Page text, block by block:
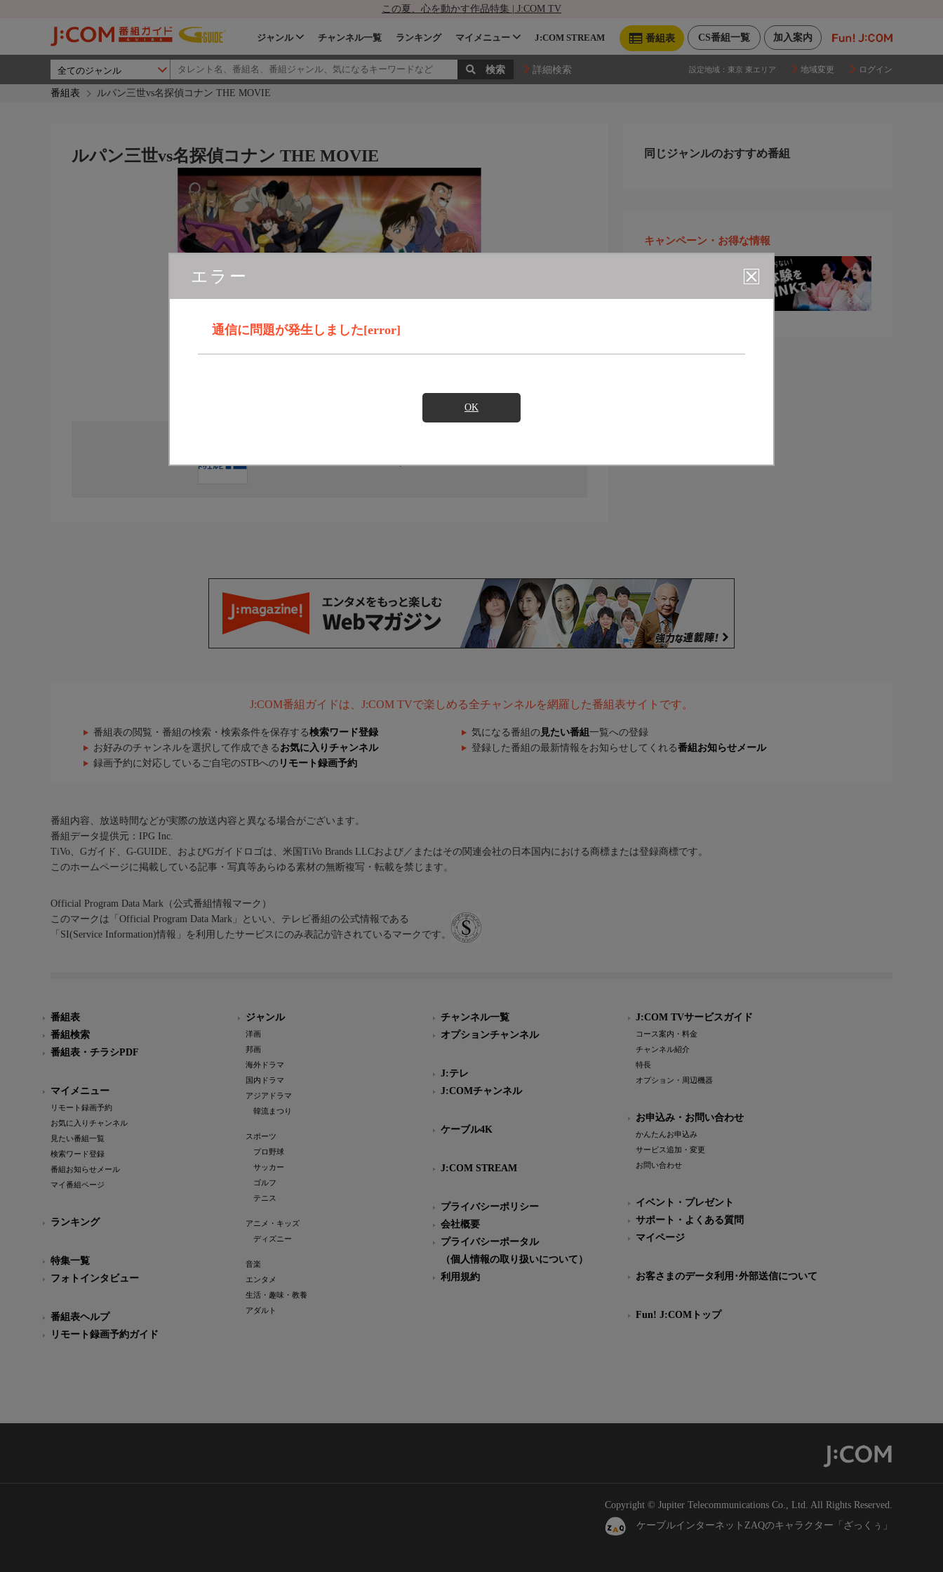
この夏、心を動かす作品特集 | J:COM TV
加入案内
CS番組一覧
番組表
ジャンル チャンネル一覧 ランキング マイメニュー J:COM STREAM
詳細検索 設定地域： 東京 東エリア 地域変更 ログイン
番組表 ルパン三世vs名探偵コナン THE MOVIE
エラー
通信に問題が発生しました[error]
OK
ルパン三世vs名探偵コナン THE MOVIE 同じジャンルのおすすめ番組
キャンペーン・お得な情報
J:COM番組ガイドは、J:COM TVで楽しめる全チャンネルを網羅した番組表サイトです。
番組表の閲覧・番組の検索・検索条件を保存する検索ワード登録 気になる番組の 見たい番組 一覧への登録
お好みのチャンネルを選択して作成できる お気に入りチャンネル 登録した番組の最新情報をお知らせしてくれる番組お知らせメール
録画予約に対応しているご自宅のSTBへの リモート録画予約
番組内容、放送時間などが実際の放送内容と異なる場合がございます。
番組データ提供元：IPG Inc.
TiVo、Gガイド、G-GUIDE、およびGガイドロゴは、米国TiVo Brands LLCおよび／またはその関連会社の日本国内における商標または登録商標です。
このホームページに掲載している記事・写真等あらゆる素材の無断複写・転載を禁じます。
Official Program Data Mark（公式番組情報マーク）
このマークは「Official Program Data Mark」といい、テレビ番組の公式情報である
「SI(Service Information)情報」を利用したサービスにのみ表記が許されているマークです。
番組表
番組検索
番組表・チラシPDF
マイメニュー
リモート録画予約
お気に入りチャンネル
見たい番組一覧
検索ワード登録
番組お知らせメール
マイ番組ページ
ランキング
特集一覧
フォトインタビュー
番組表ヘルプ
リモート録画予約ガイド
ジャンル
洋画
邦画
海外ドラマ
国内ドラマ
アジアドラマ
韓流まつり
スポーツ
プロ野球
サッカー
ゴルフ
テニス
アニメ・キッズ
ディズニー
音楽
エンタメ
生活・趣味・教養
アダルト
チャンネル一覧
オプションチャンネル
J:テレ
J:COMチャンネル
ケーブル4K
J:COM STREAM
プライバシーポリシー
会社概要
プライバシーポータル
（個人情報の取り扱いについて）
利用規約
J:COM TVサービスガイド
コース案内・料金
チャンネル紹介
特長
オプション・周辺機器
お申込み・お問い合わせ
かんたんお申込み
サービス追加・変更
お問い合わせ
イベント・プレゼント
サポート・よくある質問
マイページ
お客さまのデータ利用･外部送信について
Fun! J:COMトップ
Copyright © Jupiter Telecommunications Co., Ltd. All Rights Reserved.
ケーブルインターネットZAQのキャラクター「ざっくぅ」